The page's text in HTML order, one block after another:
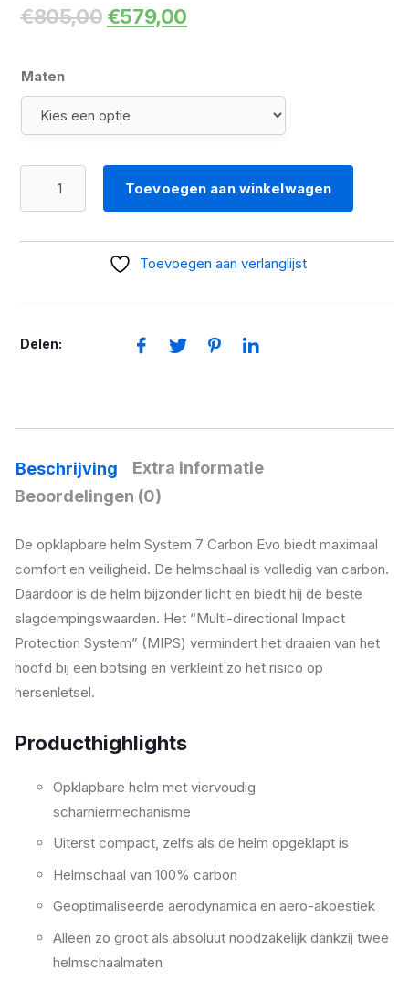
€805,00 Oorspronkelijke
prijs
€579,00
prijs
Maten
Toevoegen aan winkelwagen
Toevoegen aan verlanglijst
Delen:
Beschrijving
Extra informatie
Beoordelingen (0)
De opklapbare helm System 7 Carbon Evo biedt maximaal
comfort en veiligheid. De helmschaal is volledig van carbon.
Daardoor is de helm bijzonder licht en biedt hij de beste
slagdempingswaarden. Het “Multi-directional Impact
Protection System” (MIPS) vermindert het draaien van het
hoofd bij een botsing en verkleint zo het risico op
hersenletsel.
Producthighlights
Opklapbare helm met viervoudig
scharniermechanisme
Uiterst compact, zelfs als de helm opgeklapt is
Helmschaal van 100% carbon
Geoptimaliseerde aerodynamica en aero-akoestiek
Alleen zo groot als absoluut noodzakelijk dankzij twee
helmschaalmaten